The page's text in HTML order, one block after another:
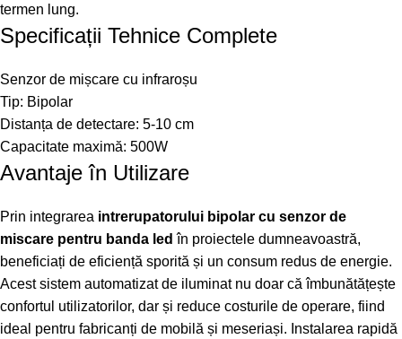
termen lung.
Specificații Tehnice Complete
Senzor de mișcare cu infraroșu
Tip: Bipolar
Distanța de detectare: 5-10 cm
Capacitate maximă: 500W
Avantaje în Utilizare
Prin integrarea intrerupatorului bipolar cu senzor de
miscare pentru banda led în proiectele dumneavoastră,
beneficiați de eficiență sporită și un consum redus de energie.
Acest sistem automatizat de iluminat nu doar că îmbunătățește
confortul utilizatorilor, dar și reduce costurile de operare, fiind
ideal pentru fabricanți de mobilă și meseriași. Instalarea rapidă